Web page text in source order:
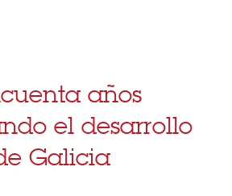
años
el desarrollo
Galicia